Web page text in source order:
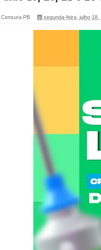
Marí lamenta a morte da ex-
no Diretório Nacional do PDT
inspiram a IV FEIRA
cerca de 200 lideranças em
evento de saúde pública do
Perseguição na Gestão de
questionamentos da
Censura PB segunda-feira, julho 18,